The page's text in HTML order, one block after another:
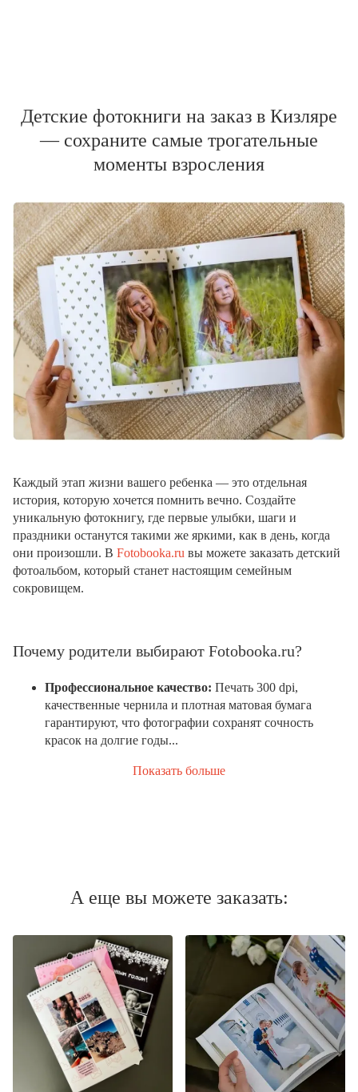
Детские фотокниги на заказ в Кизляре
— сохраните самые трогательные
моменты взросления
Каждый этап жизни вашего ребенка — это отдельная
история, которую хочется помнить вечно. Создайте
уникальную фотокнигу, где первые улыбки, шаги и
праздники останутся такими же яркими, как в день, когда
они произошли. В Fotobooka.ru вы можете заказать детский
фотоальбом, который станет настоящим семейным
сокровищем.
Почему родители выбирают Fotobooka.ru?
Профессиональное качество: Печать 300 dpi,
качественные чернила и плотная матовая бумага
гарантируют, что фотографии сохранят сочность
красок на долгие годы...
Показать больше
А еще вы можете заказать: